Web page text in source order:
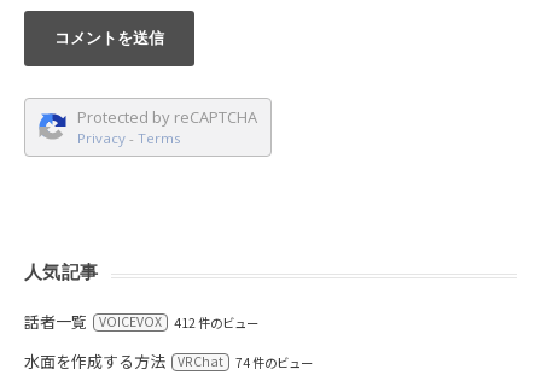
Protected by reCAPTCHA
Privacy - Terms
人気記事
話者一覧 VOICEVOX 412 件のビュー
水面を作成する方法 VRChat 74 件のビュー